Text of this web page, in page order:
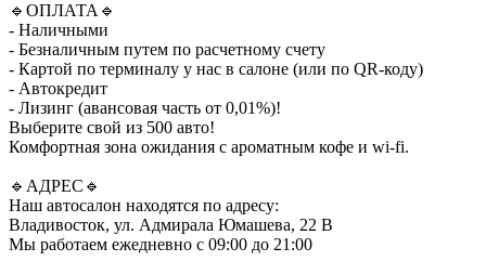
🔹ОПЛАТА🔹
- Наличными
- Безналичным путем по расчетному счету
- Картой по терминалу у нас в салоне (или по QR-коду)
- Автокредит
- Лизинг (авансовая часть от 0,01%)!
Выберите свой из 500 авто!
Комфортная зона ожидания с ароматным кофе и wi-fi.
🔹АДРЕС🔹
Наш автосалон находятся по адресу:
Владивосток, ул. Адмирала Юмашева, 22 В
Мы работаем ежедневно с 09:00 до 21:00